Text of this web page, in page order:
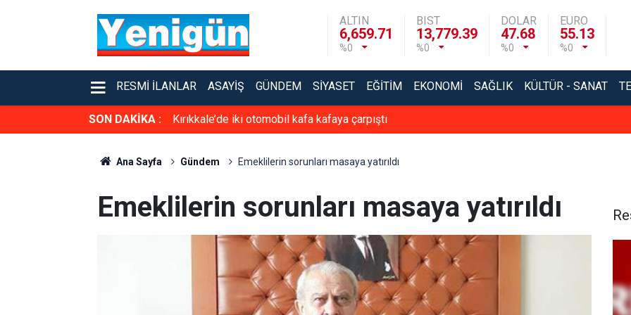
ALTIN
6,659.71
%0
BIST
13,779.39
%0
DOLAR
47.68
%0
EURO
55.13
%0
RESMI İLANLAR ASAYIŞ GÜNDEM SIYASET EĞITIM EKONOMI SAĞLIK KÜLTÜR - SANAT
SON DAKİKA : Kırıkkale’de iki otomobil kafa kafaya çarpıştı
Ana Sayfa Gündem Emeklilerin sorunları masaya yatırıldı
Emeklilerin sorunları masaya yatırıldı